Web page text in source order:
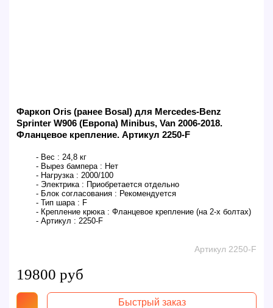
Фаркоп Oris (ранее Bosal) для Mercedes-Benz
Sprinter W906 (Европа) Minibus, Van 2006-2018.
Фланцевое крепление. Артикул 2250-F
- Вес : 24,8 кг
- Вырез бампера : Нет
- Нагрузка : 2000/100
- Электрика : Приобретается отдельно
- Блок согласования : Рекомендуется
- Тип шара : F
- Крепление крюка : Фланцевое крепление (на 2-х болтах)
- Артикул : 2250-F
Артикул 2250-F
19800 руб
Быстрый заказ